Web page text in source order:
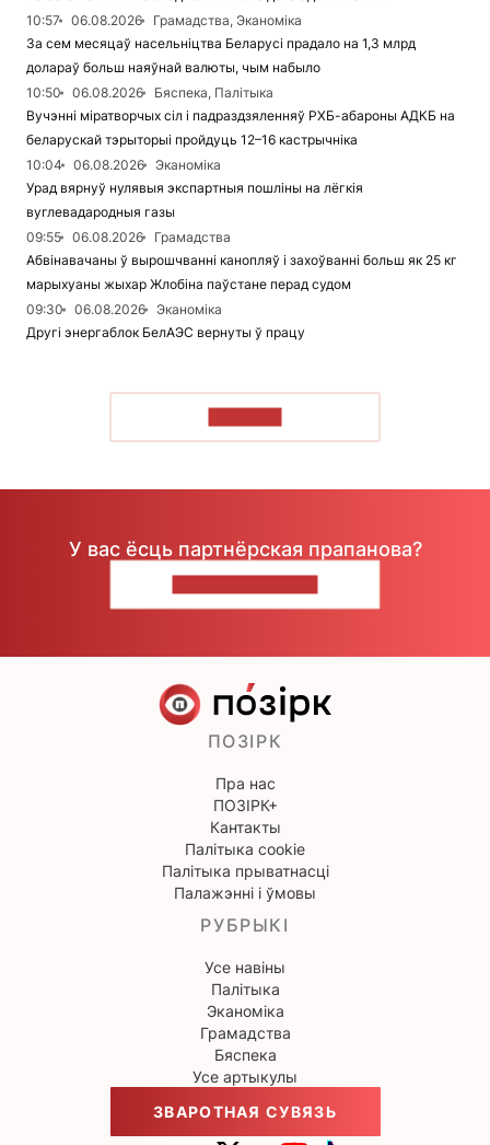
10:57
06.08.2026
Грамадства, Эканоміка
За сем месяцаў насельніцтва Беларусі прадало на 1,3 млрд
долараў больш наяўнай валюты, чым набыло
10:50
06.08.2026
Бяспека, Палітыка
Вучэнні міратворчых сіл і падраздзяленняў РХБ-абароны АДКБ на
беларускай тэрыторыі пройдуць 12–16 кастрычніка
10:04
06.08.2026
Эканоміка
Урад вярнуў нулявыя экспартныя пошліны на лёгкія
вуглевадародныя газы
09:55
06.08.2026
Грамадства
Абвінавачаны ў вырошчванні канопляў і захоўванні больш як 25 кг
марыхуаны жыхар Жлобіна паўстане перад судом
09:30
06.08.2026
Эканоміка
Другі энергаблок БелАЭС вернуты ў працу
У вас ёсць партнёрская прапанова?
ПОЗІРК
Пра нас
ПОЗІРК+
Кантакты
Палітыка cookie
Палітыка прыватнасці
Палажэнні і ўмовы
РУБРЫКІ
Усе навіны
Палітыка
Эканоміка
Грамадства
Бяспека
Усе артыкулы
ЗВАРОТНАЯ СУВЯЗЬ